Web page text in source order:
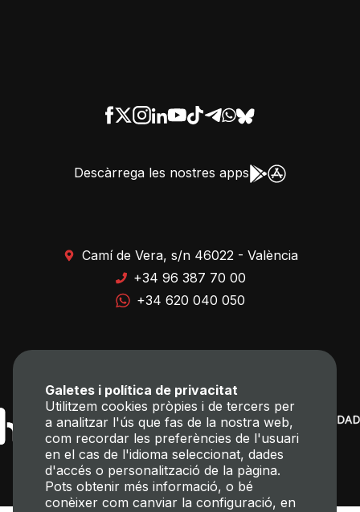
Descàrrega les nostres apps
Camí de Vera, s/n 46022 - València
+34 96 387 70 00
+34 620 040 050
Galetes i política de privacitat
Utilitzem cookies pròpies i de tercers per
a analitzar l'ús que fas de la nostra web,
com recordar les preferències de l'usuari
en el cas de l'idioma seleccionat, dades
d'accés o personalització de la pàgina.
Pots obtenir més informació, o bé
conèixer com canviar la configuració, en